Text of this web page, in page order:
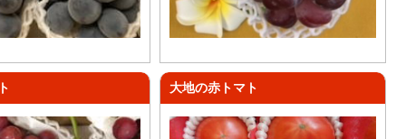
大地の赤トマト